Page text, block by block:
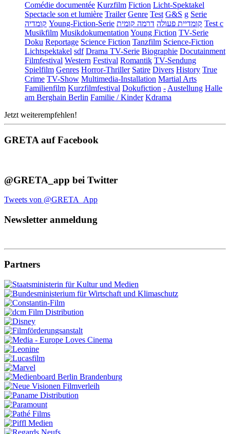
Comédie documentée Kurzfilm Fiction Licht-Spektakel
Spectacle son et lumière Trailer Genre Test G&S g Serie
קומדיה Young-Fiction-Serie קומדיית פעולה דרמה קומית
Test c
Musikfilm MusikdokumentationYoung Fiction TV-Serie
Doku Reportage Science Fiction Tanzfilm Science-Fiction
Lichtspektakel sdf Drama TV-Serie Biographie Docutainment
Filmfestival Western Festival Romantik TV-Sendung
Spielfilm Genres Horror-Thriller Satire Divers History True
Crime TV-Show Multimedia-Installation Martial Arts
Familienfilm Kurzfilmfestival Dokufiction -Austellung Halle
am Berghain Berlin Familie / Kinder Kdrama
Jetzt weiterempfehlen!
GRETA auf Facebook
@GRETA_app bei Twitter
Tweets von @GRETA_App
Newsletter anmeldung
Partners